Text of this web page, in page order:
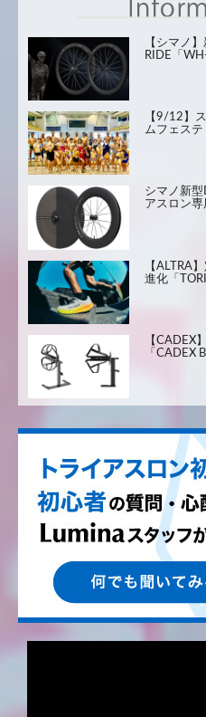
【シマノ
RIDE「
【9/12】
ムフェス
シマノ新
アスロン
【ALTRA
進化「
【CADEX
「CADEX